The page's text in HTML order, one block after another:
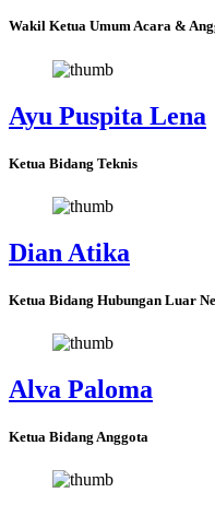
Wakil Ketua Umum Acara &
Ayu Puspita Lena
Ketua Bidang Teknis
Dian Atika
Ketua Bidang Hubungan Luar
Alva Paloma
Ketua Bidang Anggota